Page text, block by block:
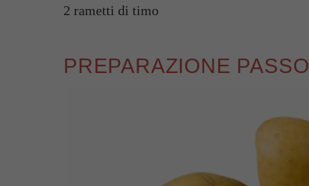
2 rametti di timo
PREPARAZIONE